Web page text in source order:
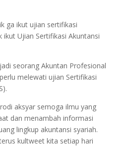
ga ikut ujian sertifikasi
ikut Ujian Sertifikasi Akuntansi
seorang Akuntan Profesional
melewati ujian Sertifikasi
aksyar semoga ilmu yang
dan menambah informasi
lingkup akuntansi syariah.
kultweet kita setiap hari